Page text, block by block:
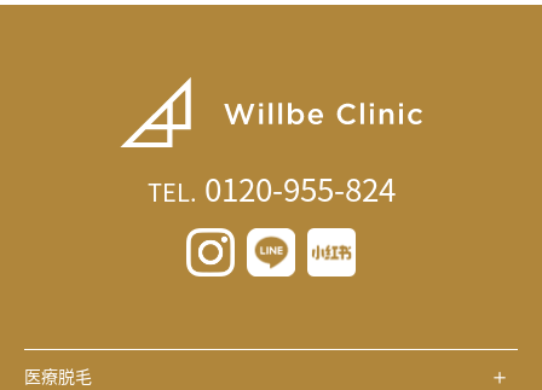
TEL. 0120-955-824
医療脱毛